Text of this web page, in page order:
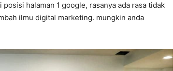
halaman 1 google, rasanya ada rasa tidak
ilmu digital marketing. mungkin anda